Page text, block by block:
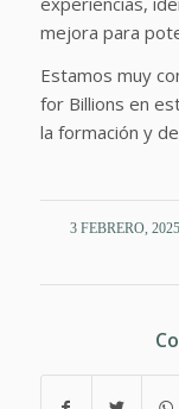
mejora para
Estamos muy
for Billions en
la formación y
3 FEBRERO, 2025
/